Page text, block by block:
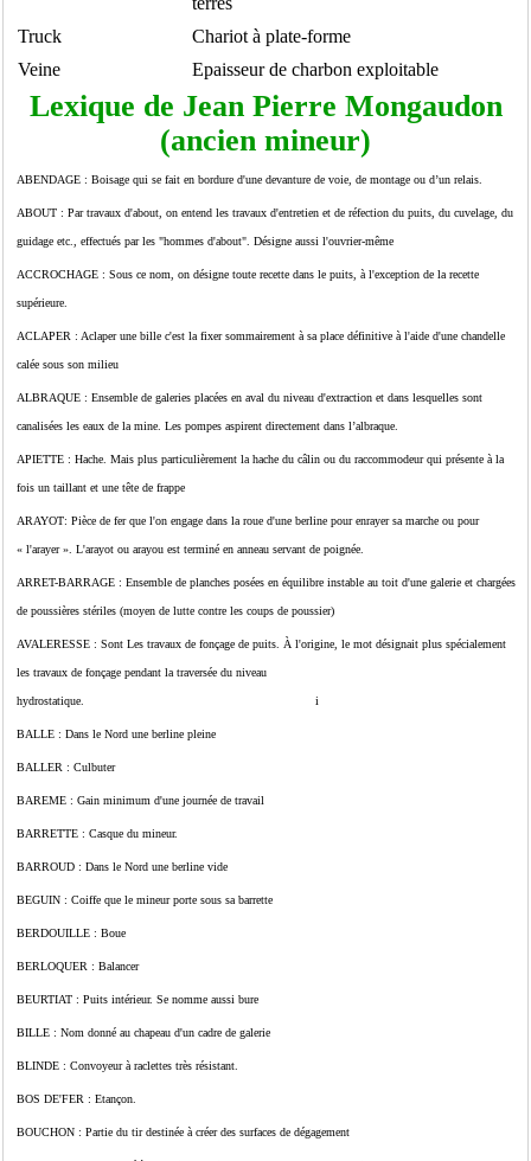
Truck
Chariot à plate-forme
Veine
Epaisseur de charbon exploitable
Lexique de Jean Pierre Mongaudon
(ancien mineur)
ABENDAGE : Boisage qui se fait en bordure d'une devanture de voie, de montage ou d’un relais.
ABOUT : Par travaux d'about, on entend les travaux d'entretien et de réfection du puits, du cuvelage, du
guidage etc., effectués par les "hommes d'about". Désigne aussi l'ouvrier-même
ACCROCHAGE : Sous ce nom, on désigne toute recette dans le puits, à l'exception de la recette
supérieure.
ACLAPER : Aclaper une bille c'est la fixer sommairement à sa place définitive à l'aide d'une chandelle
calée sous son milieu
ALBRAQUE : Ensemble de galeries placées en aval du niveau d'extraction et dans lesquelles sont
canalisées les eaux de la mine. Les pompes aspirent directement dans l’albraque.
APIETTE : Hache. Mais plus particulièrement la hache du câlin ou du raccommodeur qui présente à la
fois un taillant et une tête de frappe
ARAYOT: Pièce de fer que l'on engage dans la roue d'une berline pour enrayer sa marche ou pour
« l'arayer ». L'arayot ou arayou est terminé en anneau servant de poignée.
ARRET-BARRAGE : Ensemble de planches posées en équilibre instable au toit d'une galerie et chargées
de poussières stériles (moyen de lutte contre les coups de poussier)
AVALERESSE : Sont Les travaux de fonçage de puits. À l'origine, le mot désignait plus spécialement
les travaux de fonçage pendant la traversée du niveau
hydrostatique. i
BALLE : Dans le Nord une berline pleine
BALLER : Culbuter
BAREME : Gain minimum d'une journée de travail
BARRETTE : Casque du mineur.
BARROUD : Dans le Nord une berline vide
BEGUIN : Coiffe que le mineur porte sous sa barrette
BERDOUILLE : Boue
BERLOQUER : Balancer
BEURTIAT : Puits intérieur. Se nomme aussi bure
BILLE : Nom donné au chapeau d'un cadre de galerie
BLINDE : Convoyeur à raclettes très résistant.
BOS DE'FER : Etançon.
BOUCHON : Partie du tir destinée à créer des surfaces de dégagement